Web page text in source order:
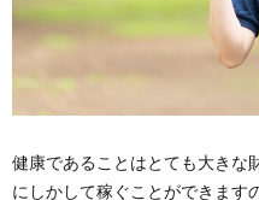
健康であることはとても大きな
にしかして稼ぐことができます